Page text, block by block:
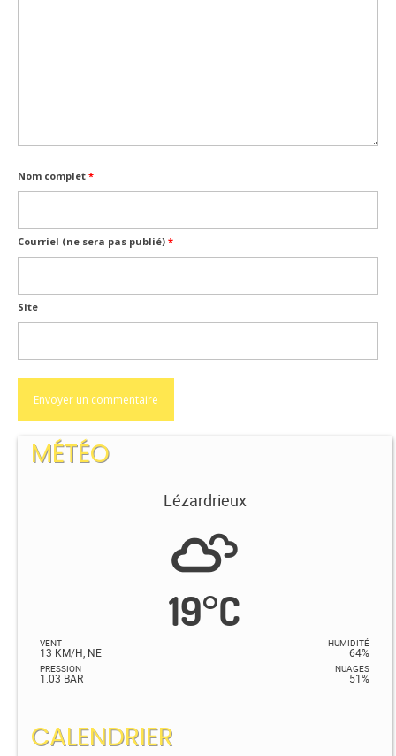
Nom complet *
Courriel (ne sera pas publié) *
Site
MÉTÉO
Lézardrieux
19°C
VENT
13 KM/H, NE
PRESSION
1.03 BAR
HUMIDITÉ
64%
NUAGES
51%
CALENDRIER